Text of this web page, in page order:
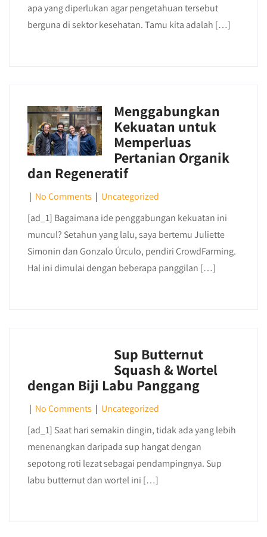
apa yang diperlukan agar pengetahuan tersebut
berguna di sektor kesehatan. Tamu kita adalah […]
Menggabungkan
Kekuatan untuk
Memperluas
Pertanian Organik
dan Regeneratif
| No Comments | Uncategorized
[ad_1] Bagaimana ide penggabungan kekuatan ini
muncul? Setahun yang lalu, saya bertemu Juliette
Simonin dan Gonzalo Úrculo, pendiri CrowdFarming.
Hal ini dimulai dengan beberapa panggilan […]
Sup Butternut
Squash & Wortel
dengan Biji Labu Panggang
| No Comments | Uncategorized
[ad_1] Saat hari semakin dingin, tidak ada yang lebih
menenangkan daripada sup hangat dengan
sepotong roti lezat sebagai pendampingnya. Sup
labu butternut dan wortel ini […]